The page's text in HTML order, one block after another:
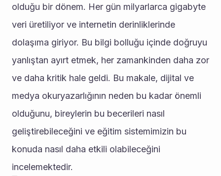
olduğu bir dönem. Her gün milyarlarca gigabyte
veri üretiliyor ve internetin derinliklerinde
dolaşıma giriyor. Bu bilgi bolluğu içinde doğruyu
yanlıştan ayırt etmek, her zamankinden daha zor
ve daha kritik hale geldi. Bu makale, dijital ve
medya okuryazarlığının neden bu kadar önemli
olduğunu, bireylerin bu becerileri nasıl
geliştirebileceğini ve eğitim sistemimizin bu
konuda nasıl daha etkili olabileceğini
incelemektedir.